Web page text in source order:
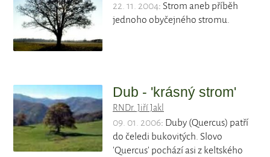
22. 11. 2004: Strom aneb příběh
jednoho obyčejného stromu.
Dub - 'krásný strom'
RNDr. Jiří Jakl
09. 01. 2006: Duby (Quercus) patří
do čeledi bukovitých. Slovo
'Quercus' pochází asi z keltského